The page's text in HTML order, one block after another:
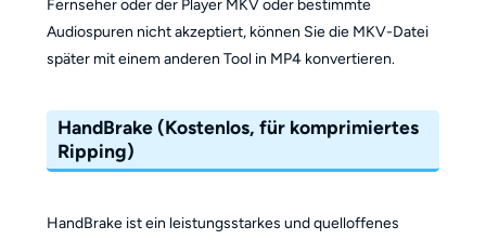
Fernseher oder der Player MKV oder bestimmte
Audiospuren nicht akzeptiert, können Sie die MKV-Datei
später mit einem anderen Tool in MP4 konvertieren.
HandBrake (Kostenlos, für komprimiertes
Ripping)
HandBrake ist ein leistungsstarkes und quelloffenes